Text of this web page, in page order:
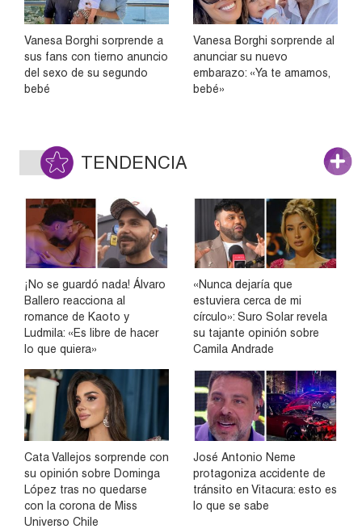
Vanesa Borghi sorprende a
sus fans con tierno anuncio
del sexo de su segundo
bebé
Vanesa Borghi sorprende al
anunciar su nuevo
embarazo: «Ya te amamos,
bebé»
TENDENCIA
¡No se guardó nada! Álvaro
Ballero reacciona al
romance de Kaoto y
Ludmila: «Es libre de hacer
lo que quiera»
«Nunca dejaría que
estuviera cerca de mi
círculo»: Suro Solar revela
su tajante opinión sobre
Camila Andrade
Cata Vallejos sorprende con
su opinión sobre Dominga
López tras no quedarse
con la corona de Miss
Universo Chile
José Antonio Neme
protagoniza accidente de
tránsito en Vitacura: esto es
lo que se sabe